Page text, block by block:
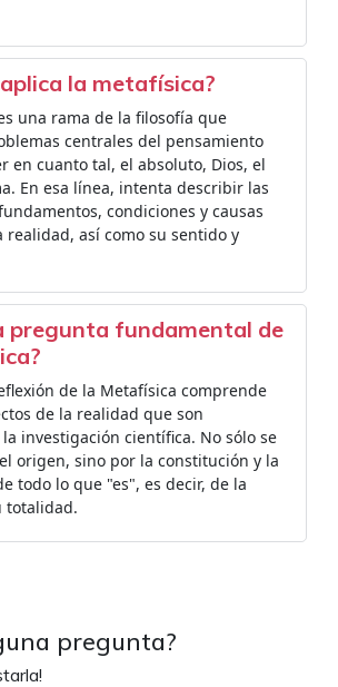
la metafísica?
una rama de la filosofía que
centrales del pensamiento
en cuanto tal, el absoluto, Dios, el
En esa línea, intenta describir las
condiciones y causas
realidad, así como su sentido y
pregunta fundamental de
de la Metafísica comprende
de la realidad que son
investigación científica. No sólo se
origen, sino por la constitución y la
todo lo que "es", es decir, de la
totalidad.
pregunta?